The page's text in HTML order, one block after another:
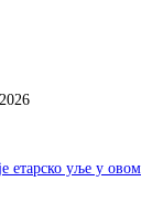
етарско уље у овом